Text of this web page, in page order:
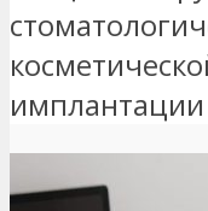
имплантации